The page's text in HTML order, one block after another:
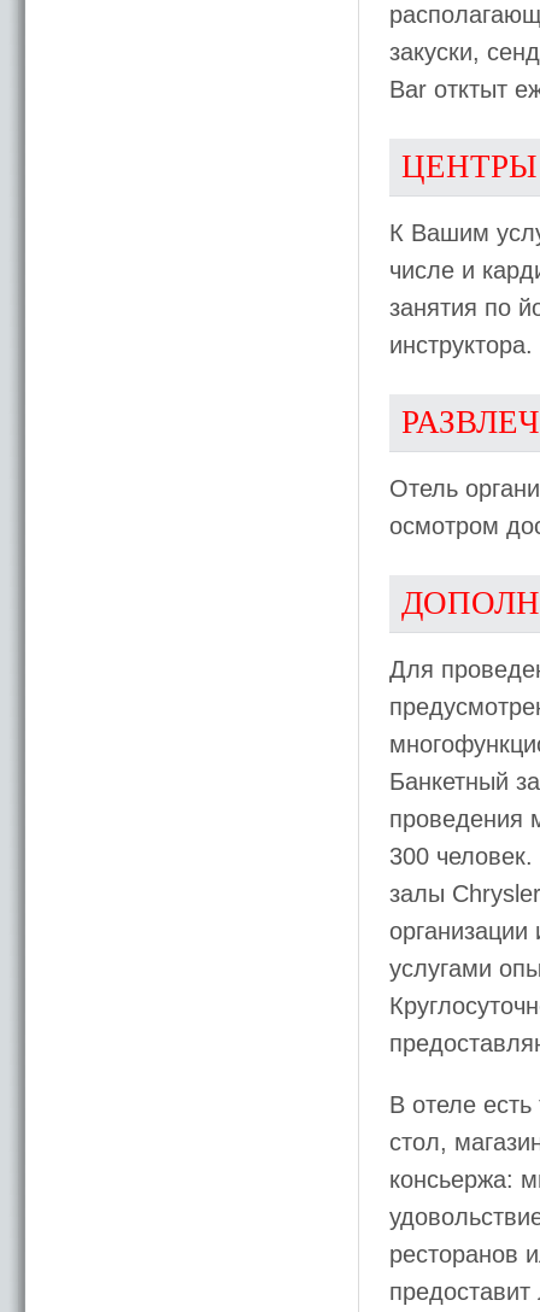
закуски,
Bar отктыт
К Вашим
числе и
занятия по
Отель
осмотром
Для
Банкетный
проведения
300
залы
услугами
В отеле
стол,
консьержа:
ресторанов